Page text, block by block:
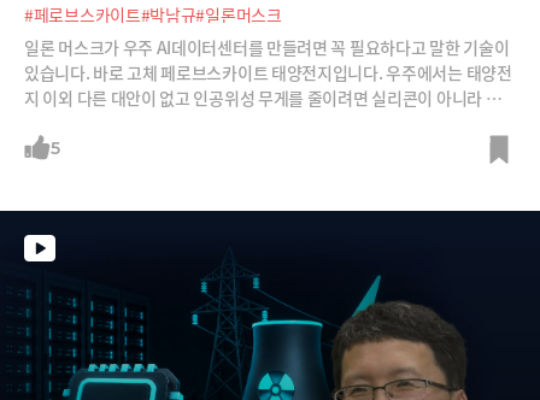
#페로브스카이트#박남규#일론머스크
일론 머스크가 우주 AI데이터센터를 만들려면 꼭 필요하다고 말한 기술이
있습니다. 바로 고체 페로브스카이트 태양전지입니다. 우주에서는 태양전
지 이외 다른 대안이 없고 인공위성 무게를 줄이려면 실리콘이 아니라 고체
마다 노벨화학상 후보로 거론되는, 고체 페로브스카이트 태양전지의 세계
5